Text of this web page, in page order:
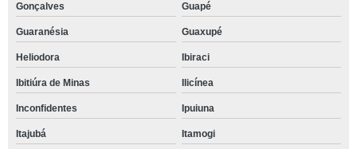
Gonçalves Guapé
Guaranésia Guaxupé
Heliodora Ibiraci
Ibitiúra de Minas Ilicínea
Inconfidentes Ipuiuna
Itajubá Itamogi